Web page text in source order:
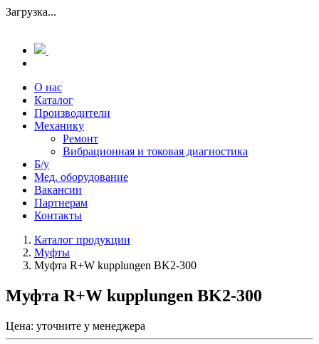
Загрузка...
О нас
Каталог
Производители
Механику
Ремонт
Вибрационная и токовая диагностика
Б/у
Мед. оборудование
Вакансии
Партнерам
Контакты
Каталог продукции
Муфты
Муфта R+W kupplungen BK2-300
Муфта R+W kupplungen BK2-300
Цена: уточните у менеджера